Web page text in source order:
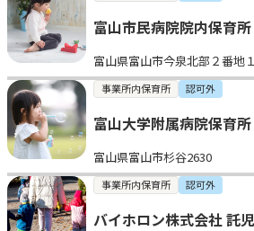
メッセージ
おすすめの園
エンクルの特徴と活用方法
コラム
お知らせ
富山市民病院院内保育所
富山県富山市今泉北部２番地１
事業所内保育所 認可外
富山大学附属病院保育
富山県富山市杉谷2630
事業所内保育所 認可外
バイホロン株式会社 託